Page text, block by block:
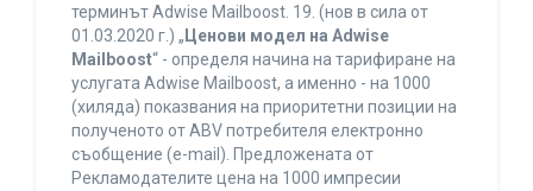
терминът Adwise Mailboost. 19. (нов в сила от
01.03.2020 г.) „ Ценови модел на Adwise
Mailboost“ - определя начина на тарифиране на
услугата Adwise Mailboost, а именно - на 1000
(хиляда) показвания на приоритетни позиции на
полученото от ABV потребителя електронно
съобщение (e-mail). Предложената от
Рекламодателите цена на 1000 импресии